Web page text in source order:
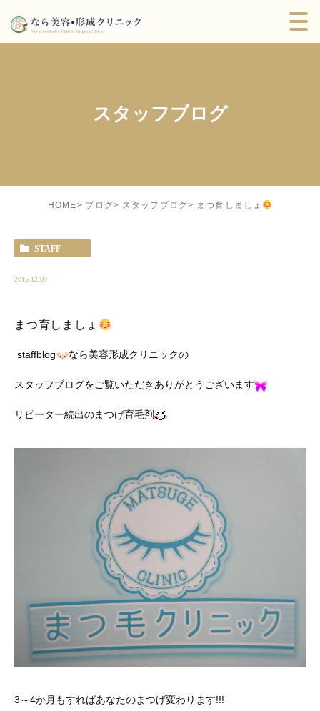
スタッフブログ
HOME ブログ スタッフブログ まつ育しましょ
STAFF
2015.12.09
まつ育しましょ
staffblog なら美容形成クリニックの
スタッフブログをご覧いただきありがとうございます
リピーター続出のまつげ育毛剤
3～4か月もすればあなたのまつげ変わります!!!